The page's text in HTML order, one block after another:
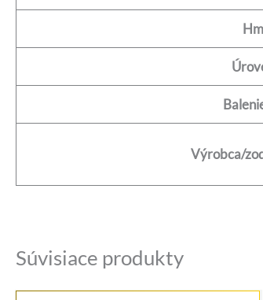
Výrobca/
Súvisiace produkty